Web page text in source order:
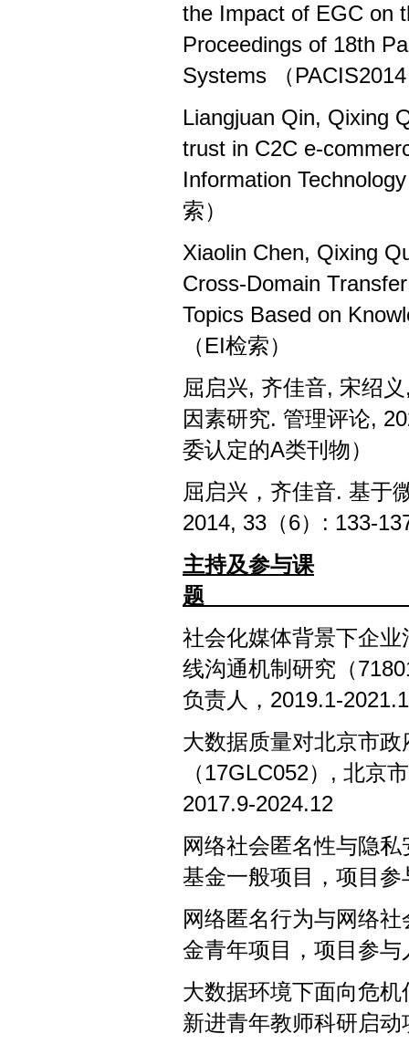
the Impact of EGC on
Proceedings of 18th
Systems （
Liangjuan Qin, Qixing
trust in C2C e-
Information
索）
Xiaolin Chen, Qixing
Cross-Domain
Topics Based on
（EI检索）
屈启兴, 齐佳音, 宋绍
因素研究. 管理评论,
委认定的A类刊物）
屈启兴，齐佳音. 基于
2014, 33（6）: 133-
主持及参与课
题
社会化媒体背景下企业
线沟通机制研究（
负责人，2019.1-
大数据质量对北京市
（17GLC052）, 北京
2017.9-2024.12
网络社会匿名性与隐
基金一般项目，项目参
网络匿名行为与网络
金青年项目，项目参与
大数据环境下面向危
新进青年教师科研启